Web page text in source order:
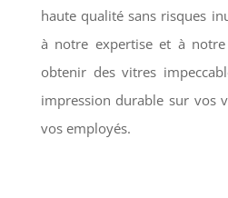
haute qualité sans risques
à notre expertise et à
obtenir des vitres
impression durable sur vos
vos employés.